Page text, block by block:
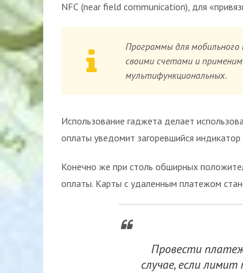
NFС (near field communication), для
Программы для
своими счетами и
мультифункциональных.
Использование гаджета делает
оплаты уведомит загоревшийся
Конечно же при столь обширных
оплаты. Карты с удаленным платежом
Провести
случае, если